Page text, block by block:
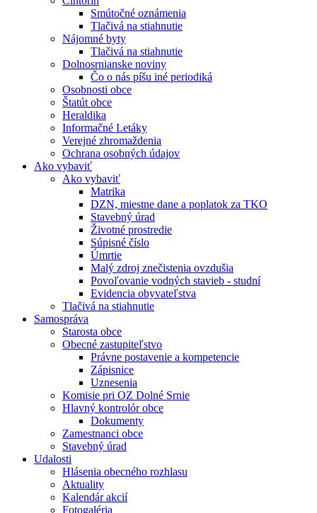
Smútočné oznámenia
Tlačivá na stiahnutie
Nájomné byty
Tlačivá na stiahnutie
Dolnosrnianske noviny
Čo o nás píšu iné periodiká
Osobnosti obce
Štatút obce
Heraldika
Informačné Letáky
Verejné zhromaždenia
Ochrana osobných údajov
Ako vybaviť
Ako vybaviť
Matrika
DZN, miestne dane a poplatok za TKO
Stavebný úrad
Životné prostredie
Súpisné číslo
Úmrtie
Malý zdroj znečistenia ovzdušia
Povoľovanie vodných stavieb - studní
Evidencia obyvateľstva
Tlačivá na stiahnutie
Samospráva
Starosta obce
Obecné zastupiteľstvo
Právne postavenie a kompetencie
Zápisnice
Uznesenia
Komisie pri OZ Dolné Srnie
Hlavný kontrolór obce
Dokumenty
Zamestnanci obce
Stavebný úrad
Udalosti
Hlásenia obecného rozhlasu
Aktuality
Kalendár akcií
Fotogaléria